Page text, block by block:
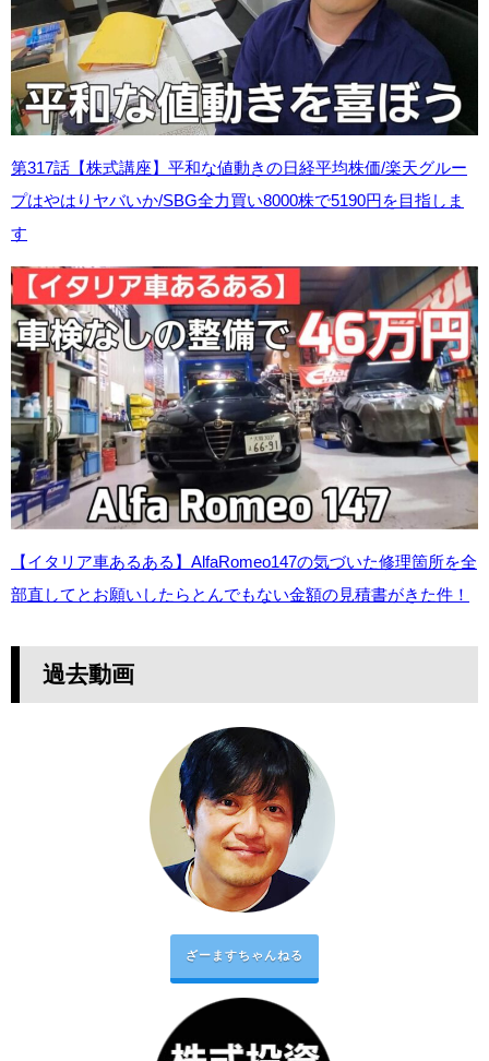
第317話【株式講座】平和な値動きの日経平均株価/楽天グルー
プはやはりヤバいか/SBG全力買い8000株で5190円を目指しま
す
【イタリア車あるある】AlfaRomeo147の気づいた修理箇所を全
部直してとお願いしたらとんでもない金額の見積書がきた件！
過去動画
ざーますちゃんねる